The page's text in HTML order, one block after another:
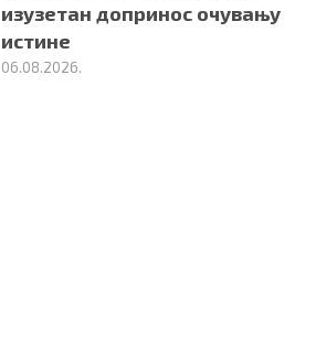
изузетан допринос очувању
истине
06.08.2026.